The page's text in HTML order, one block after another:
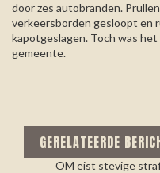
door zes autobranden.
verkeersborden gesloopt en
kapotgeslagen. Toch was
gemeente.
GERELATEERDE
OM eist stevige